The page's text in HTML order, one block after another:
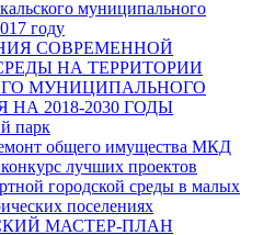
муниципального
году
СОВРЕМЕННОЙ
НА ТЕРРИТОРИИ
МУНИЦИПАЛЬНОГО
2018-2030 ГОДЫ
парк
общего имущества МКД
лучших проектов
городской среды в малых
поселениях
МАСТЕР-ПЛАН